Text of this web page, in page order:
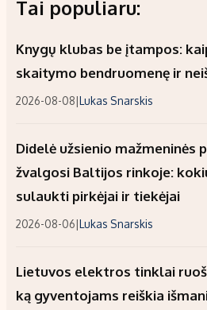
Tai populiaru:
Knygų klubas be įtampos:
skaitymo bendruomenę ir
2026-08-08|Lukas Snarskis
Didelė užsienio mažmeninės
žvalgosi Baltijos rinkoje:
sulaukti pirkėjai ir tiekėjai
2026-08-06|Lukas Snarskis
Lietuvos elektros tinklai
ką gyventojams reiškia